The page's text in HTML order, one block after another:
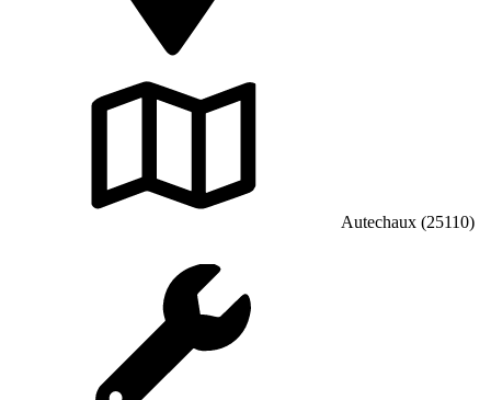
Autechaux (25110)